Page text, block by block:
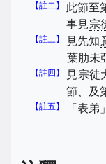
【註二】 此節至
事見宗
【註三】 見先知
葉肋未
【註四】 見宗徒
節、及
【註五】 「表弟